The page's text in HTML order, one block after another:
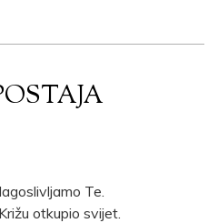
Te.
otkupio svijet.